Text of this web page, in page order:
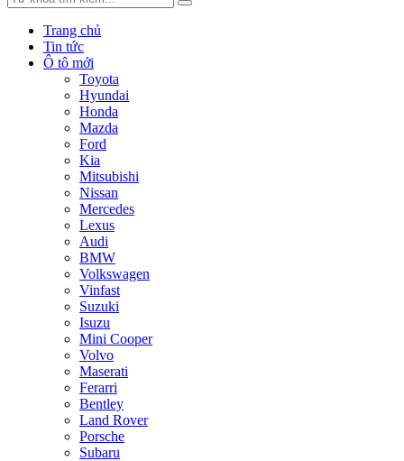
Trang chủ
Tin tức
Ô tô mới
Toyota
Hyundai
Honda
Mazda
Ford
Kia
Mitsubishi
Nissan
Mercedes
Lexus
Audi
BMW
Volkswagen
Vinfast
Suzuki
Isuzu
Mini Cooper
Volvo
Maserati
Ferarri
Bentley
Land Rover
Porsche
Subaru